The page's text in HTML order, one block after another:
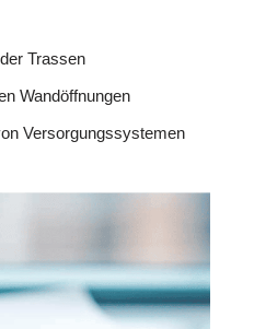
Trassen
Wandöffnungen
Versorgungssystemen